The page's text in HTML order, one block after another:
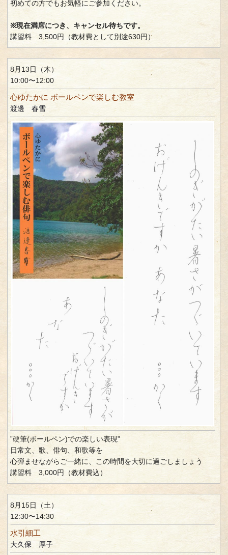
初めての方でもお気軽にご参加ください。
※現在満席につき、キャンセル待ちです。
講習料 3,500円（教材費として別途630円）
8月13日（木）
10:00〜12:00
心ゆたかに ボールペンで楽しむ教室
渡邊 春雪
”硬筆(ボールペン)での楽しい表現”
日常文、歌、俳句、和歌等を
心弾ませながらご一緒に、この時間を大切に過ごしましょう
講習料 3,000円（教材費込）
8月15日（土）
12:30〜14:30
水引細工
大久保 厚子